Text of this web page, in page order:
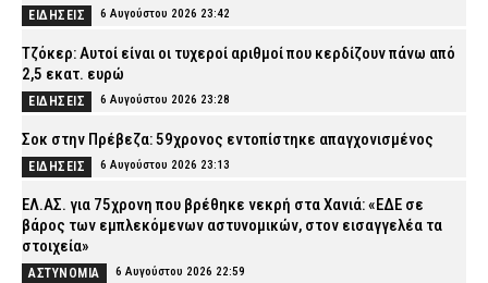
ΕΙΔΗΣΕΙΣ 6 Αυγούστου 2026 23:42
Τζόκερ: Αυτοί είναι οι τυχεροί αριθμοί που κερδίζουν πάνω από
2,5 εκατ. ευρώ
ΕΙΔΗΣΕΙΣ 6 Αυγούστου 2026 23:28
Σοκ στην Πρέβεζα: 59χρονος εντοπίστηκε απαγχονισμένος
ΕΙΔΗΣΕΙΣ 6 Αυγούστου 2026 23:13
ΕΛ.ΑΣ. για 75χρονη που βρέθηκε νεκρή στα Χανιά: «ΕΔΕ σε
βάρος των εμπλεκόμενων αστυνομικών, στον εισαγγελέα τα
στοιχεία»
ΑΣΤΥΝΟΜΙΑ 6 Αυγούστου 2026 22:59